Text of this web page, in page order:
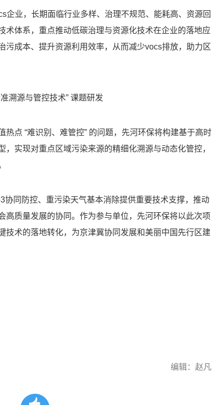
企业，长期面临行业多样、治理不规范、能耗高、资源回
术体系，重点推动低碳治理与资源化技术在企业的落地应
污成本、提升资源利用效率，从而减少vocs排放，助力区
溯源与管控技术” 课题研发
点 “难识别、难管控” 的问题，先河环保将构建基于高时
实现对重点区域污染来源的精细化溯源与动态化管控，
协同防控、重污染天气基本消除提供重要技术支撑，推动
高质量发展的协同。作为参与单位，先河环保将以此次项
技术的落地转化，为京津冀协同发展和美丽中国先行区建
编辑：赵凡